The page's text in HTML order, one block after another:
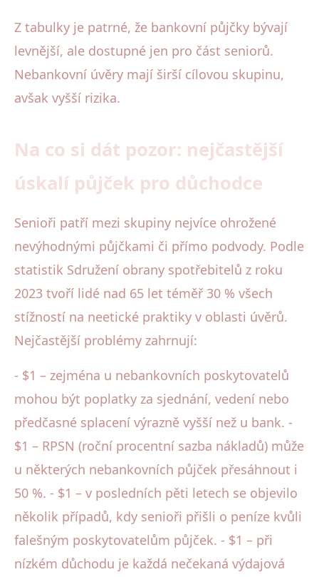
Z tabulky je patrné, že bankovní půjčky bývají
levnější, ale dostupné jen pro část seniorů.
Nebankovní úvěry mají širší cílovou skupinu,
avšak vyšší rizika.
Na co si dát pozor: nejčastější
úskalí půjček pro důchodce
Senioři patří mezi skupiny nejvíce ohrožené
nevýhodnými půjčkami či přímo podvody. Podle
statistik Sdružení obrany spotřebitelů z roku
2023 tvoří lidé nad 65 let téměř 30 % všech
stížností na neetické praktiky v oblasti úvěrů.
Nejčastější problémy zahrnují:
- $1 – zejména u nebankovních poskytovatelů
mohou být poplatky za sjednání, vedení nebo
předčasné splacení výrazně vyšší než u bank. -
$1 – RPSN (roční procentní sazba nákladů) může
u některých nebankovních půjček přesáhnout i
50 %. - $1 – v posledních pěti letech se objevilo
několik případů, kdy senioři přišli o peníze kvůli
falešným poskytovatelům půjček. - $1 – při
nízkém důchodu je každá nečekaná výdajová